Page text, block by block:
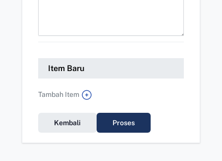
Item Baru
Tambah Item
Kembali Proses